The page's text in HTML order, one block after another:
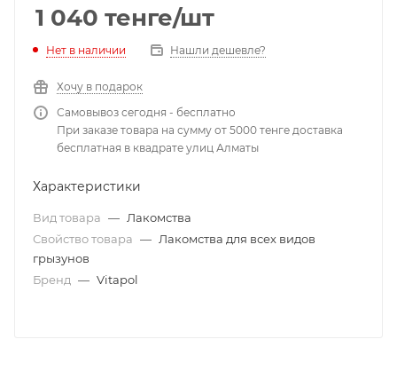
1 040 тенге/шт
Нет в наличии Нашли дешевле?
Хочу в подарок
Самовывоз сегодня - бесплатно
При заказе товара на сумму от 5000 тенге доставка
бесплатная в квадрате улиц Алматы
Характеристики
Вид товара — Лакомства
Свойство товара — Лакомства для всех видов
грызунов
Бренд — Vitapol